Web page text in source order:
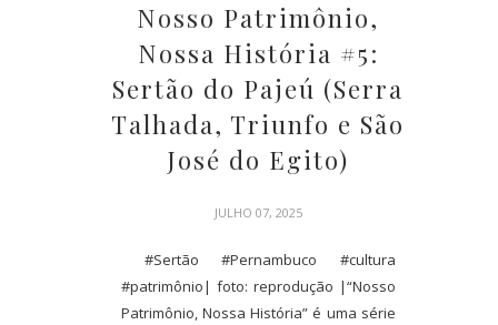
Nosso Patrimônio,
Nossa História #5:
Sertão do Pajeú (Serra
Talhada, Triunfo e São
José do Egito)
JULHO 07, 2025
#Sertão #Pernambuco #cultura
#patrimônio| foto: reprodução |“Nosso
Patrimônio, Nossa História” é uma série